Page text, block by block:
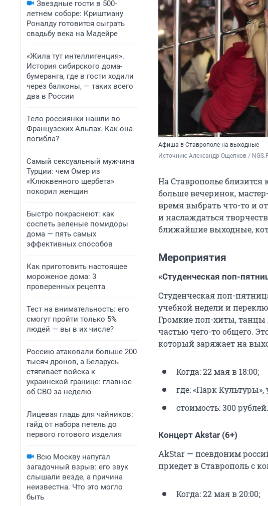
Звездные гости в 500-
летнем соборе: Криштиану
Роналду готовится сыграть
свадьбу века на Мадейре
«Жила тут интеллигенция».
История сибирского дома-
бумеранга, где в гости ходили
через балконы, — таких всего
два в России
Тело россиянки нашли во
Французских Альпах. Как она
погибла?
Самый сексуальный мужчина
Турции: чем Омер из
«Клюквенного щербета»
покорил женщин
Быстро покраснеют: как
соспеть зеленые помидоры
дома — пять самых
эффективных способов
Как приготовить настоящее
мороженое дома: 3
проверенных рецепта
Тест на внимательность: его
смогут пройти только 5%
людей — вы в их числе?
Россию атаковали больше 200
тысяч дронов, а Беларусь
стягивает войска к
украинской границе: главное
об СВО за неделю
Лицевая гладь для чайников:
гайд от набора петель до
первого готового изделия
Всю Москву напугал
загадочный взрыв: его звук
слышали везде, а причина
неизвестна. Что это могло
быть
Афиша в Ставрополе на выходные
Источник: Александр Ощепков /
На Ставрополье близится
больше вечеринок,
время выбрать что-то и
и наслаждаться
ближайшие выходные,
Мероприятия
«Студенческая поп-
Студенческая поп-
учебной недели и
Громкие поп-хиты, танцы
частью чего-то общего.
который заряжает на
Когда: 22 мая в 18:00;
где: «Парк Культуры»,
стоимость: 300 рублей.
Концерт Akstar (6+)
AkStar — псевдоним
приедет в Ставрополь с
Когда: 22 мая в 20:00;